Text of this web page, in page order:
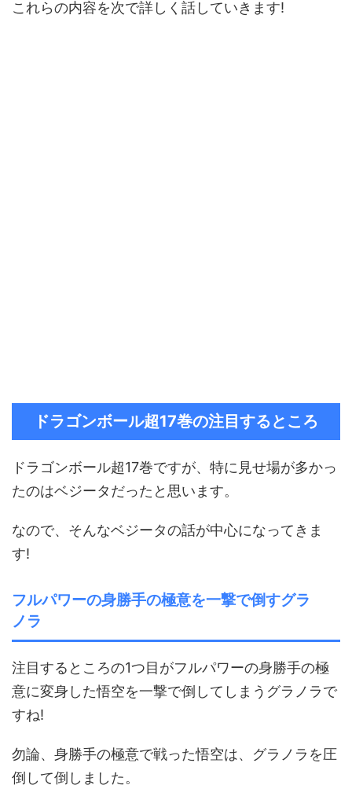
これらの内容を次で詳しく話していきます!
ドラゴンボール超17巻の注目するところ
ドラゴンボール超17巻ですが、特に見せ場が多かっ
たのはベジータだったと思います。
なので、そんなベジータの話が中心になってきま
す!
フルパワーの身勝手の極意を一撃で倒すグラ
ノラ
注目するところの1つ目がフルパワーの身勝手の極
意に変身した悟空を一撃で倒してしまうグラノラで
すね!
勿論、身勝手の極意で戦った悟空は、グラノラを圧
倒して倒しました。